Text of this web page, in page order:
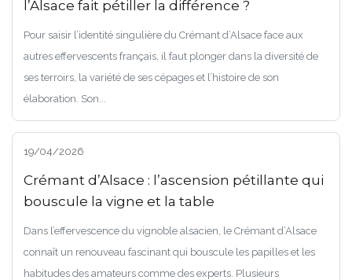
l’Alsace fait pétiller la différence ?
Pour saisir l’identité singulière du Crémant d’Alsace face aux
autres effervescents français, il faut plonger dans la diversité de
ses terroirs, la variété de ses cépages et l’histoire de son
élaboration. Son...
19/04/2026
Crémant d’Alsace : l’ascension pétillante qui
bouscule la vigne et la table
Dans l’effervescence du vignoble alsacien, le Crémant d’Alsace
connaît un renouveau fascinant qui bouscule les papilles et les
habitudes des amateurs comme des experts. Plusieurs